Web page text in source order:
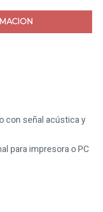
con señal acústica y
para impresora o PC